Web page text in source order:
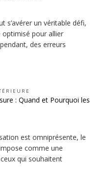
s’avérer un véritable défi,
pour allier
des erreurs
: Quand et Pourquoi les
est omniprésente, le
comme une
qui souhaitent